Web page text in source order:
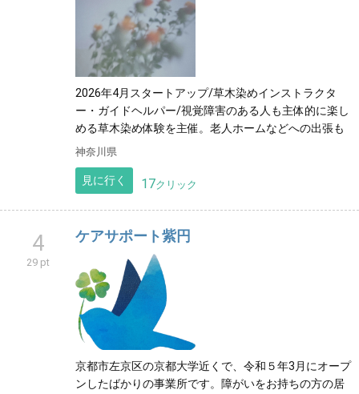
2026年4月スタートアップ/草木染めインストラクタ
ー・ガイドヘルパー/視覚障害のある人も主体的に楽し
める草木染め体験を主催。老人ホームなどへの出張も
神奈川県
見に行く 17クリック
4
29 pt
ケアサポート紫円
京都市左京区の京都大学近くで、令和５年3月にオープ
ンしたばかりの事業所です。障がいをお持ちの方の居